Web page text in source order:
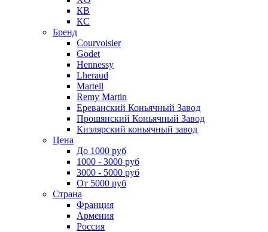
КВ
КС
Бренд
Courvoisier
Godet
Hennessy
Lheraud
Martell
Remy Martin
Ереванский Коньячный Завод
Прошянский Коньячный Завод
Кизлярский коньячный завод
Цена
До 1000 руб
1000 - 3000 руб
3000 - 5000 руб
От 5000 руб
Страна
Франция
Армения
Россия